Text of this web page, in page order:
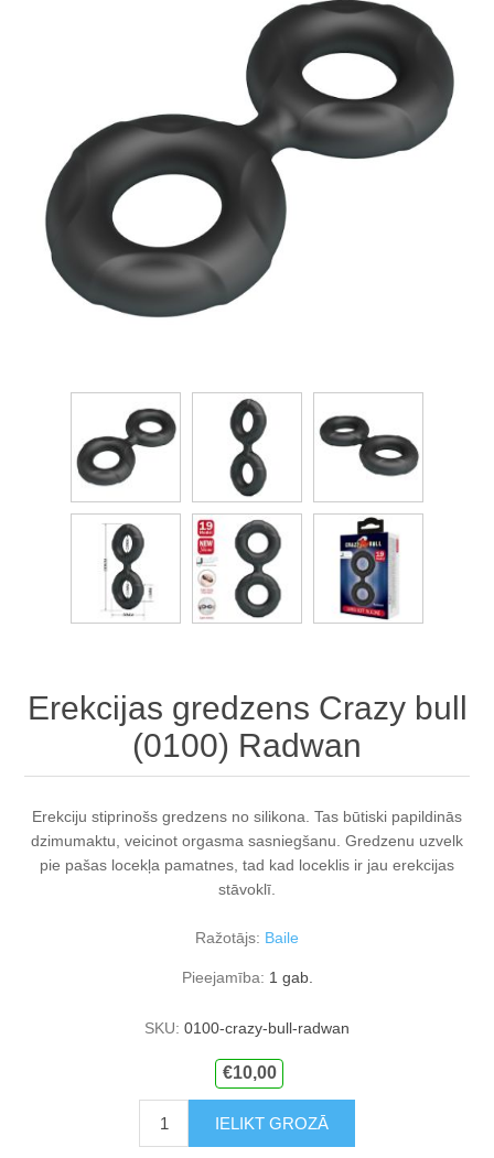
Erekcijas gredzens Crazy bull
(0100) Radwan
Erekciju stiprinošs gredzens no silikona. Tas būtiski papildinās
dzimumaktu, veicinot orgasma sasniegšanu. Gredzenu uzvelk
pie pašas locekļa pamatnes, tad kad loceklis ir jau erekcijas
stāvoklī.
Ražotājs: Baile
Pieejamība: 1 gab.
SKU: 0100-crazy-bull-radwan
€10,00
IELIKT GROZĀ